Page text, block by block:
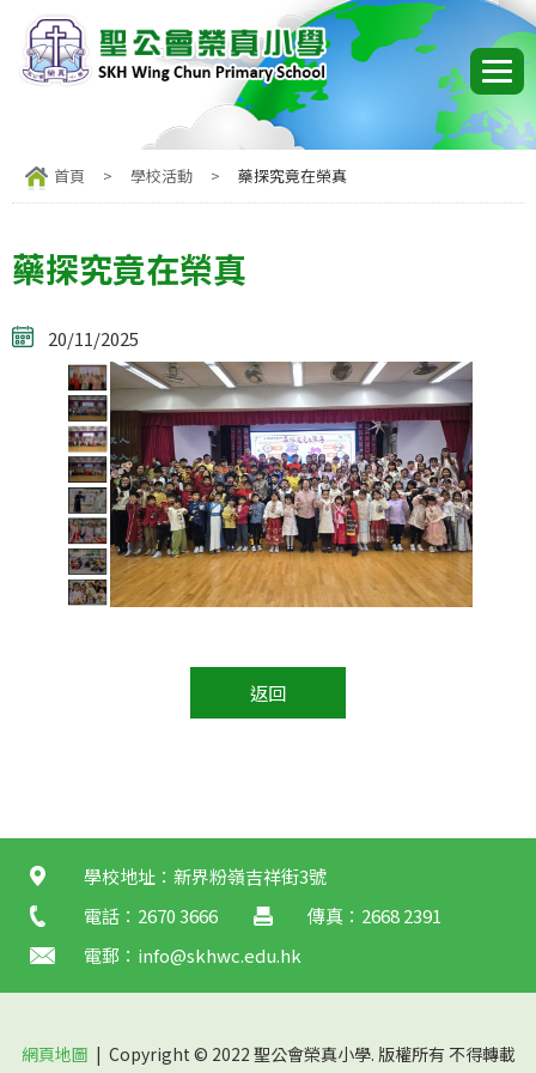
首頁 > 學校活動 > 藥探究竟在榮真
藥探究竟在榮真
20/11/2025
返回
學校地址：新界粉嶺吉祥街3號
電話：2670 3666
傳真：2668 2391
電郵： info@skhwc.edu.hk
網頁地圖 | Copyright © 2022 聖公會榮真小學. 版權所有 不得轉載